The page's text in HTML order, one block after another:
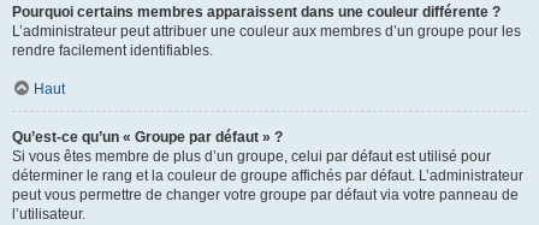
Pourquoi certains membres apparaissent dans une couleur différente ?
L’administrateur peut attribuer une couleur aux membres d’un groupe pour les
rendre facilement identifiables.
Haut
Qu’est-ce qu’un « Groupe par défaut » ?
Si vous êtes membre de plus d’un groupe, celui par défaut est utilisé pour
déterminer le rang et la couleur de groupe affichés par défaut. L’administrateur
peut vous permettre de changer votre groupe par défaut via votre panneau de
l’utilisateur.